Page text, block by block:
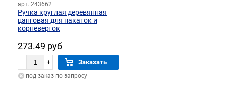
арт. 243662
Ручка круглая деревянная
цанговая для накаток и
корневерток
273.49 руб
– + Заказать
под заказ по запросу